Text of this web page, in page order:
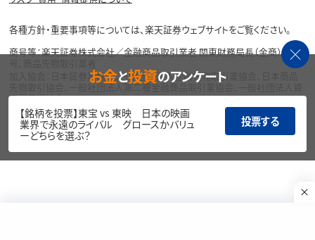
各種方針・重要事項等については、楽天証券ウェブサイトをご覧ください。
商号等：楽天証券株式会社／金融商品取引業者 関東財務局長（金商）第195
加入協会：日本証券業協会、一般社団法人金融先物取引業協会、日本商品
先物取引協会、一般社団法人第二種金融商品取引業協会、一般社団法人資
産運用業協会
Copyright©
1999-2026 Rakuten Securities, Inc. All
Rights Reserved.
お金と投資のアンケート
【銘柄を投票】東宝 vs 東映 日本の映画
業界で永遠のライバル グロースかバリュ
ーどちらを選ぶ？
投票する